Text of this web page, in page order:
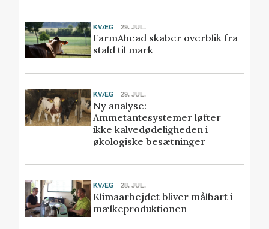
KVÆG 29. JUL.
FarmAhead skaber overblik fra
stald til mark
KVÆG 29. JUL.
Ny analyse:
Ammetantesystemer løfter
ikke kalvedødeligheden i
økologiske besætninger
KVÆG 28. JUL.
Klimaarbejdet bliver målbart i
mælkeproduktionen